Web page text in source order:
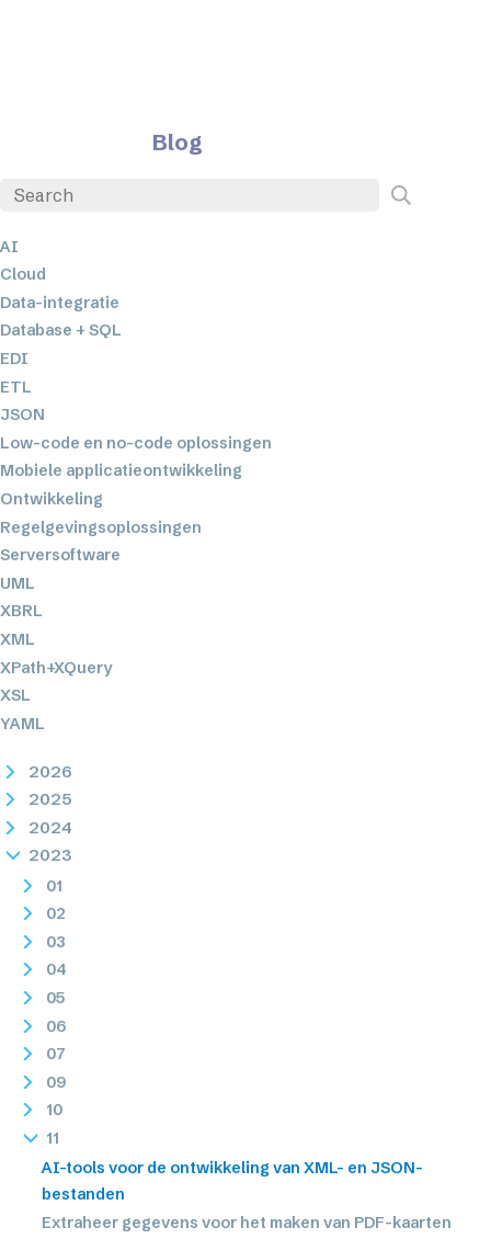
Blog
AI
Cloud
Data-integratie
Database + SQL
EDI
ETL
JSON
Low-code en no-code oplossingen
Mobiele applicatieontwikkeling
Ontwikkeling
Regelgevingsoplossingen
Serversoftware
UML
XBRL
XML
XPath+XQuery
XSL
YAML
2026
2025
2024
2023
01
02
03
04
05
06
07
09
10
11
AI-tools voor de ontwikkeling van XML- en JSON-
bestanden
Extraheer gegevens voor het maken van PDF-kaarten